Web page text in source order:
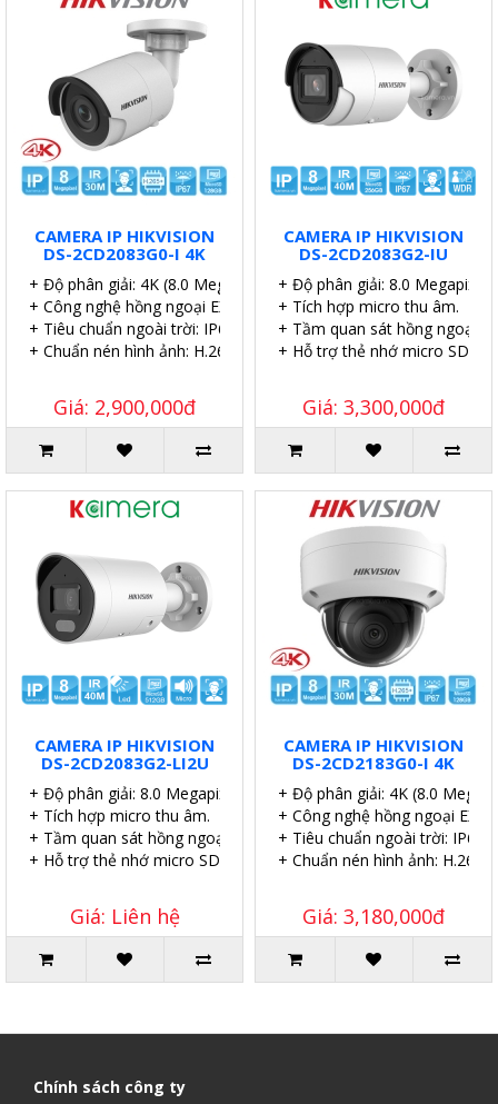
CAMERA IP HIKVISION
DS-2CD2083G0-I 4K
+ Độ phân giải: 4K (8.0 Megapixel).
+ Công nghệ hồng ngoại EXIR 2.0.
+ Tiêu chuẩn ngoài trời: IP67.
+ Chuẩn nén hình ảnh: H.265+.
Giá: 2,900,000đ
CAMERA IP HIKVISION
DS-2CD2083G2-IU
+ Độ phân giải: 8.0 Megapixel.
+ Tích hợp micro thu âm.
+ Tầm quan sát hồng ngoại:
+ Hỗ trợ thẻ nhớ micro SD
Giá: 3,300,000đ
CAMERA IP HIKVISION
DS-2CD2083G2-LI2U
+ Độ phân giải: 8.0 Megapixel.
+ Tích hợp micro thu âm.
+ Tầm quan sát hồng ngoại: 40 mét.
+ Hỗ trợ thẻ nhớ micro SD 512GB.
Giá: Liên hệ
CAMERA IP HIKVISION
DS-2CD2183G0-I 4K
+ Độ phân giải: 4K (8.0
+ Công nghệ hồng ngoại EXIR
+ Tiêu chuẩn ngoài trời: IP67.
+ Chuẩn nén hình ảnh: H.265+.
Giá: 3,180,000đ
Chính sách công ty